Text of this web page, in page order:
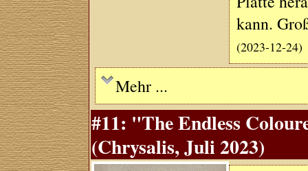
kann.
(2023-12-24)
Mehr ...
#11: "The Endless
(Chrysalis, Juli 2023)